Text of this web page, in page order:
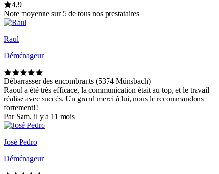
4,9
Note moyenne sur 5 de tous nos prestataires
Raul
Déménageur
Débarrasser des encombrants (5374 Münsbach)
Raoul a été très efficace, la communication était au top, et le travail
réalisé avec succès. Un grand merci à lui, nous le recommandons
fortement!!
Par Sam, il y a 11 mois
José Pedro
Déménageur